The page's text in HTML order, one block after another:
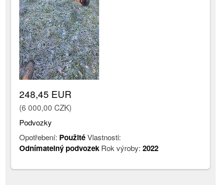
248,45 EUR
(6 000,00 CZK)
Podvozky
Opotřebení: PoužitéVlastnosti:
Odnímatelný podvozek Rok výroby:2022